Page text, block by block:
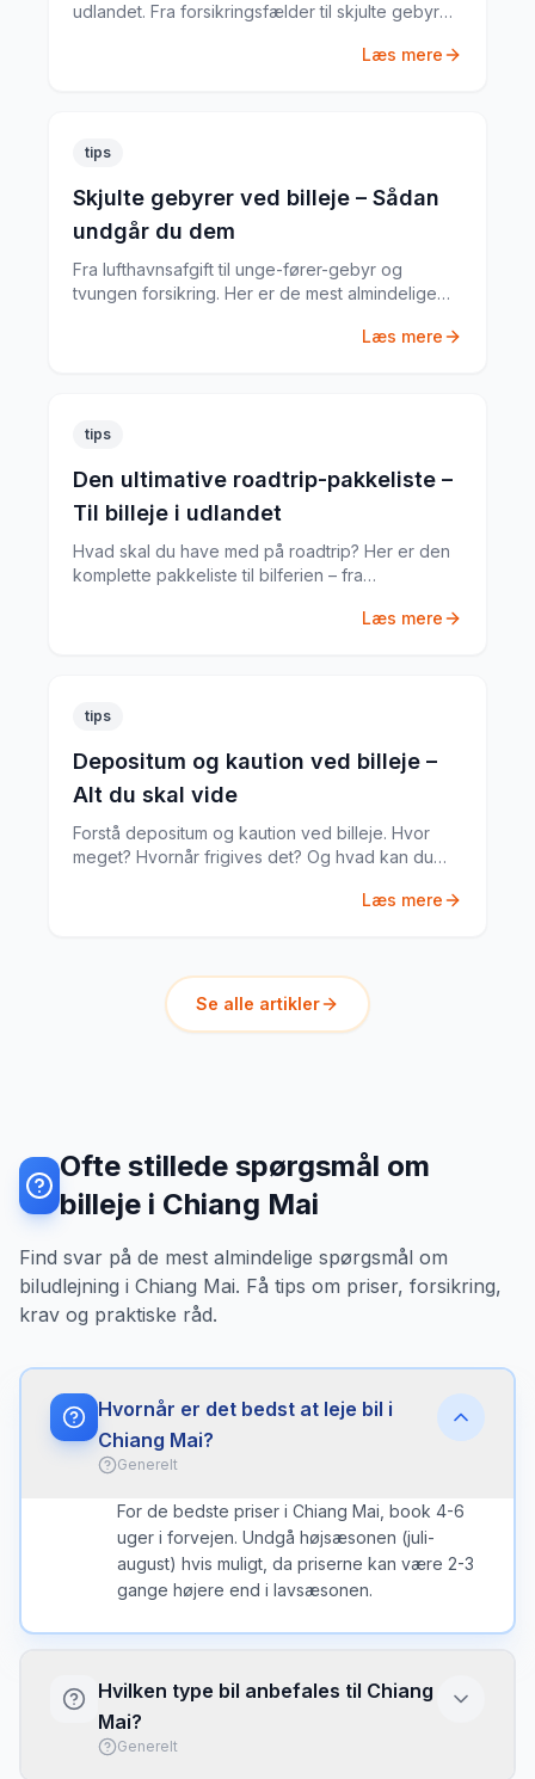
udlandet. Fra forsikringsfælder til skjulte gebyrer
Læs mere
tips
Skjulte gebyrer ved billeje – Sådan
undgår du dem
Fra lufthavnsafgift til unge-fører-gebyr og
tvungen forsikring. Her er de mest almindelige
Læs mere
tips
Den ultimative roadtrip-pakkeliste –
Til billeje i udlandet
Hvad skal du have med på roadtrip? Her er den
komplette pakkeliste til bilferien – fra
Læs mere
tips
Depositum og kaution ved billeje –
Alt du skal vide
Forstå depositum og kaution ved billeje. Hvor
meget? Hvornår frigives det? Og hvad kan du
Læs mere
Se alle artikler
Ofte stillede spørgsmål om
billeje i Chiang Mai
Find svar på de mest almindelige spørgsmål om
biludlejning i Chiang Mai. Få tips om priser, forsikring,
krav og praktiske råd.
Hvornår er det bedst at leje bil i
Chiang Mai?
Generelt
For de bedste priser i Chiang Mai, book 4-6
uger i forvejen. Undgå højsæsonen (juli-
august) hvis muligt, da priserne kan være 2-3
gange højere end i lavsæsonen.
Hvilken type bil anbefales til Chiang
Mai?
Generelt